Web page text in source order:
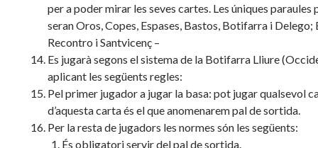
per a poder mirar les seves cartes. Les úniques paraules
seran Oros, Copes, Espases, Bastos, Botifarra i Delego;
Recontro i Santvicenç –
Es jugarà segons el sistema de la Botifarra Lliure
aplicant les següents regles:
Pel primer jugador a jugar la basa: pot jugar qualsevol
d’aquesta carta és el que anomenarem pal de sortida.
Per la resta de jugadors les normes són les següents:
És obligatori servir del pal de sortida.